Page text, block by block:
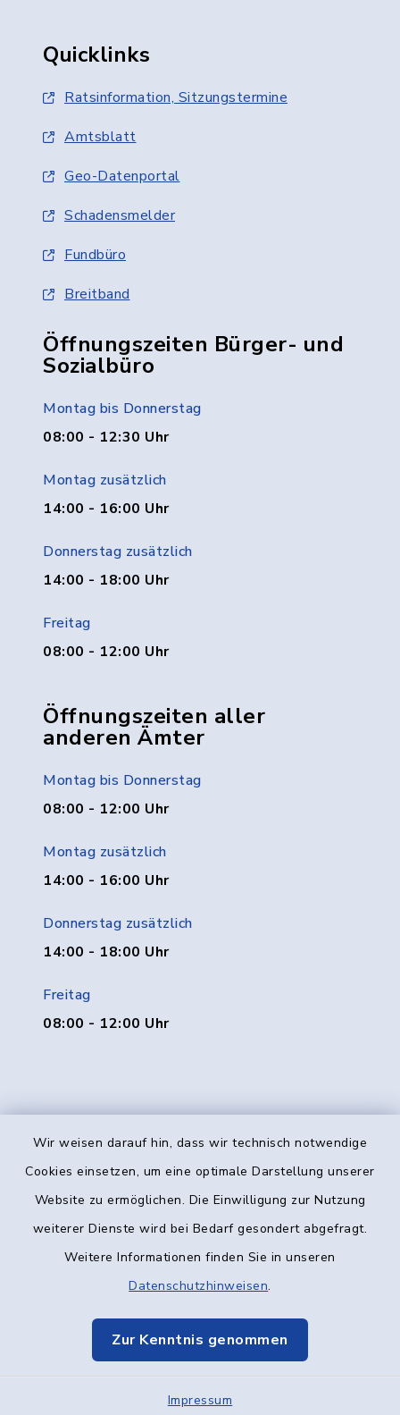
Wir weisen darauf hin, dass wir technisch notwendige
Cookies einsetzen, um eine optimale Darstellung unserer
Website zu ermöglichen. Die Einwilligung zur Nutzung
weiterer Dienste wird bei Bedarf gesondert abgefragt.
Weitere Informationen finden Sie in unseren
Datenschutzhinweisen.
Zur Kenntnis genommen
Impressum
Quicklinks
Ratsinformation, Sitzungstermine
Amtsblatt
Geo-Datenportal
Schadensmelder
Fundbüro
Breitband
Öffnungszeiten Bürger- und
Sozialbüro
Montag bis Donnerstag
08:00 - 12:30 Uhr
Montag zusätzlich
14:00 - 16:00 Uhr
Donnerstag zusätzlich
14:00 - 18:00 Uhr
Freitag
08:00 - 12:00 Uhr
Öffnungszeiten aller
anderen Ämter
Montag bis Donnerstag
08:00 - 12:00 Uhr
Montag zusätzlich
14:00 - 16:00 Uhr
Donnerstag zusätzlich
14:00 - 18:00 Uhr
Freitag
08:00 - 12:00 Uhr
Kontakt
Datenschutz
Elektronische Kommunikation
Sitemap